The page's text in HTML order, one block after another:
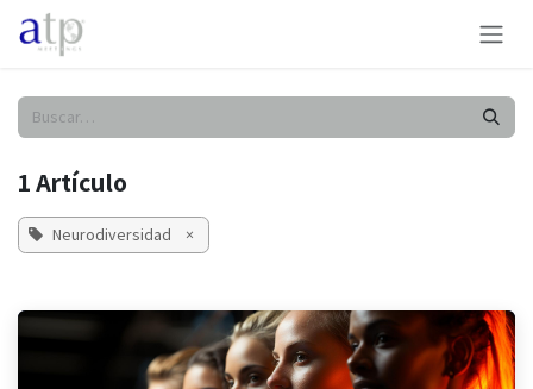
Ir al contenido
1 Artículo
Neurodiversidad ×